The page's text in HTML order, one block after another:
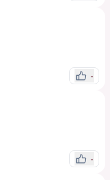
-
-